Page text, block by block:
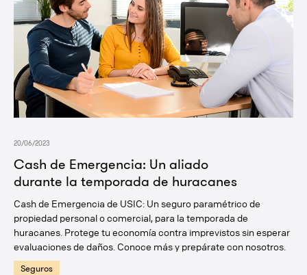
Cash de Emergencia: Un aliado
durante la temporada de huracanes
20/06/2023
Cash de Emergencia de USIC: Un seguro paramétrico de
propiedad personal o comercial, para la temporada de
huracanes. Protege tu economía contra imprevistos sin esperar
evaluaciones de daños. Conoce más y prepárate con nosotros.
Seguros